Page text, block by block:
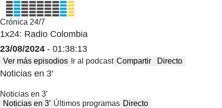
Crónica 24/7
1x24: Radio Colombia
23/08/2024 - 01:38:13
Ver más episodios Ir al podcast Compartir Directo
Noticias en 3′
Noticias en 3′
Noticias en 3′ Últimos programas Directo